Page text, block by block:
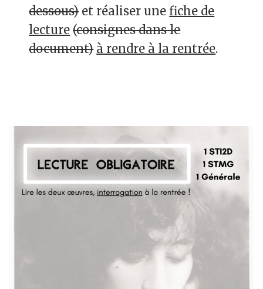
dessous)et réaliser unefiche de
lecture (consignes dans le
document) à rendre à la rentrée.